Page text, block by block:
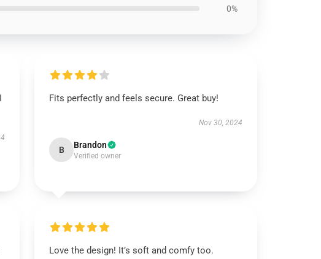
0%
Fits perfectly and feels secure. Great buy!
Nov 30, 2024
B Brandon
Verified owner
Love the design! It’s soft and comfy too.